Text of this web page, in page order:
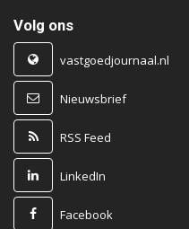
Volg ons
vastgoedjournaal.nl
Nieuwsbrief
RSS Feed
LinkedIn
Facebook